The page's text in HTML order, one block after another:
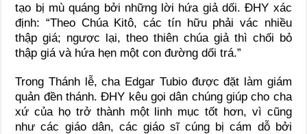
tạo bị mù quáng bởi những lời hứa giả dối. ĐHY xác
định: “Theo Chúa Kitô, các tín hữu phải vác nhiều
thập giá; ngược lại, theo thiên chúa giả thì chối bỏ
thập giá và hứa hẹn một con đường dối trá.”
Trong Thánh lễ, cha Edgar Tubio được đặt làm giám
quản đền thánh. ĐHY kêu gọi dân chúng giúp cho cha
xứ của họ trở thành một linh mục tốt hơn, vì cũng
như các giáo dân, các giáo sĩ cúng bị cám dỗ bởi